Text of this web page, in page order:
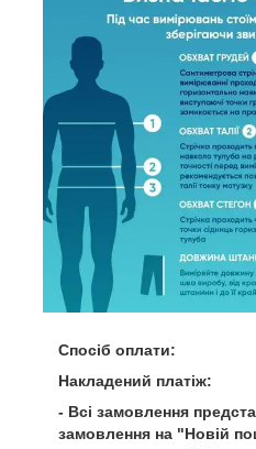
Спосіб оплати:
Накладений платіж:
- Всі замовлення
замовлення на "Новій